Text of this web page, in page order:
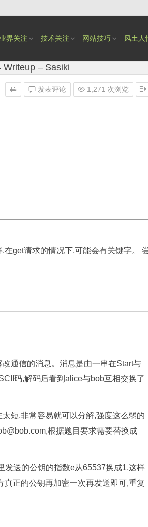
业界关注 技术关注 网站技巧 风土人
Writeup – Sasiki
发表评论 1,271 次浏览
get请求的情况下,可能会有关键字。
通信的消息。消息是由一串在Start与
码,解码后看到alice与bob互相交换了
太短,非常容易就可以分解,强度这么弱的
根据题目要求需要替换成
发送的公钥的指数e从65537换成1,这样
正的公钥再加密一次再发送即可,重复